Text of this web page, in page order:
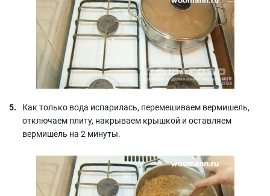
Как только вода испарилась, перемешиваем вермишель,
отключаем плиту, накрываем крышкой и оставляем
вермишель на 2 минуты.